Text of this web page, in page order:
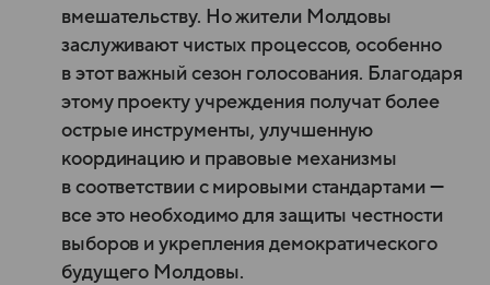
вмешательству. Но жители Молдовы
заслуживают чистых процессов, особенно
в этот важный сезон голосования. Благодаря
этому проекту учреждения получат более
острые инструменты, улучшенную
координацию и правовые механизмы
в соответствии с мировыми стандартами —
все это необходимо для защиты честности
выборов и укрепления демократического
будущего Молдовы.